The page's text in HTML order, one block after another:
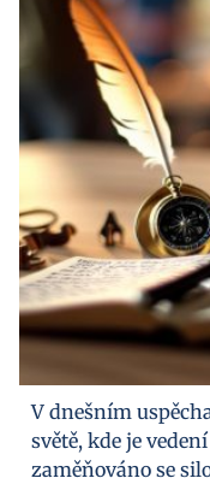
V dnešním
světě, kde je
zaměňováno se